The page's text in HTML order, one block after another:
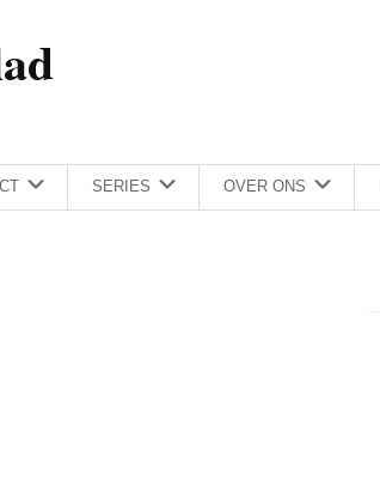
SERIES OVER ONS